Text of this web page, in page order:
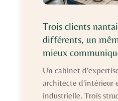
Trois clients
différents, un
mieux
Un cabinet
architecte d'intérieur
industrielle. Trois